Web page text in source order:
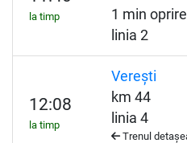
la timp
1 min oprire
linia 2
12:08
la timp
Verești
km 44
linia 4
Trenul